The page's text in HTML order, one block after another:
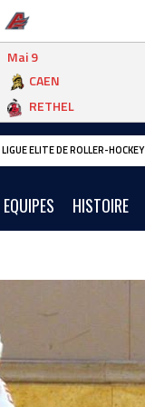
Mai 9
CAEN
RETHEL
ELITE DE ROLLER-HOCKEY
EQUIPES HISTOIRE